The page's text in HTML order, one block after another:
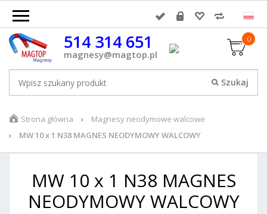
514 314 651
magnesy@magtop.pl
0
Strona główna
Magnesy neodymowe walcowe
MW 10 x 1 N38 MAGNES NEODYMOWY WALCOWY
MW 10 x 1 N38 MAGNES
NEODYMOWY WALCOWY